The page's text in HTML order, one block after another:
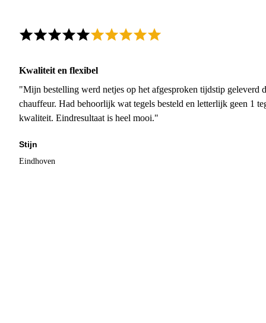
Kwaliteit en flexibel
"Mijn bestelling werd netjes op het afgesproken tijdstip geleverd
chauffeur. Had behoorlijk wat tegels besteld en letterlijk geen 1
kwaliteit. Eindresultaat is heel mooi."
Stijn
Eindhoven